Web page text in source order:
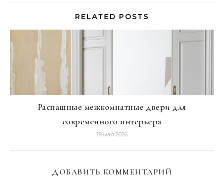
RELATED POSTS
Распашные межкомнатные двери для
современного интерьера
19 мая 2026
ДОБАВИТЬ КОММЕНТАРИЙ